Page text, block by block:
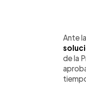
Ante
de la